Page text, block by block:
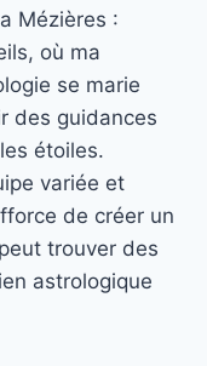
Mézières :
où ma
se marie
des guidances
étoiles.
variée et
de créer un
trouver des
astrologique